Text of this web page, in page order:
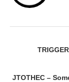
JTOTHEC –